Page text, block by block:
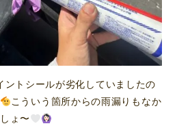
ントシールが劣化していましたの
こういう箇所からの雨漏りもなか
ょ〜︎